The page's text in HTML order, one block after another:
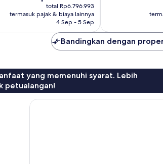
sekarang
Rp5.948.499
total Rp6.796.993
termasuk pajak & biaya lainnya
4 Sep - 5 Sep
Bandingkan dengan
yang memenuhi syarat. Lebih
petualangan!